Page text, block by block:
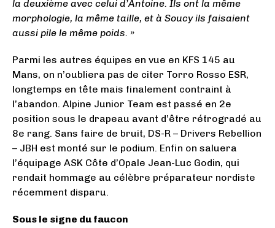
la deuxième avec celui d’Antoine. Ils ont la même
morphologie, la même taille, et à Soucy ils faisaient
aussi pile le même poids. »
Parmi les autres équipes en vue en KFS 145 au
Mans, on n’oubliera pas de citer Torro Rosso ESR,
longtemps en tête mais finalement contraint à
l’abandon. Alpine Junior Team est passé en 2e
position sous le drapeau avant d’être rétrogradé au
8e rang. Sans faire de bruit, DS-R – Drivers Rebellion
– JBH est monté sur le podium. Enfin on saluera
l’équipage ASK Côte d’Opale Jean-Luc Godin, qui
rendait hommage au célèbre préparateur nordiste
récemment disparu.
Sous le signe du faucon